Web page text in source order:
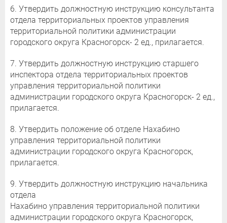
6. Утвердить должностную инструкцию консультанта
отдела территориальных проектов управления
территориальной политики администрации
городского округа Красногорск- 2 ед., прилагается.
7. Утвердить должностную инструкцию старшего
инспектора отдела территориальных проектов
управления территориальной политики
администрации городского округа Красногорск- 2 ед.,
прилагается.
8. Утвердить положение об отделе Нахабино
управления территориальной политики
администрации городского округа Красногорск,
прилагается.
9. Утвердить должностную инструкцию начальника
отдела
Нахабино управления территориальной политики
администрации городского округа Красногорск,